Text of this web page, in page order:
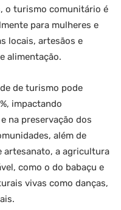
o turismo comunitário é
para mulheres e
locais, artesãos e
alimentação.
de turismo pode
impactando
na preservação dos
além de
artesanato, a agricultura
como o do babaçu e
vivas como danças,